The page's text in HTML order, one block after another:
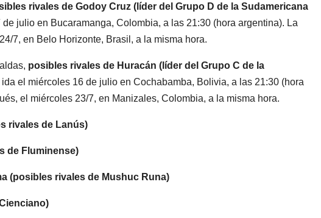
rivales de Godoy Cruz (líder del Grupo D de la Sudamericana
julio en Bucaramanga, Colombia, a las 21:30 (hora argentina). La
7, en Belo Horizonte, Brasil, a la misma hora.
posibles rivales de Huracán (líder del Grupo C de la
el miércoles 16 de julio en Cochabamba, Bolivia, a las 21:30 (hora
el miércoles 23/7, en Manizales, Colombia, a la misma hora.
rivales de Lanús)
de Fluminense)
(posibles rivales de Mushuc Runa)